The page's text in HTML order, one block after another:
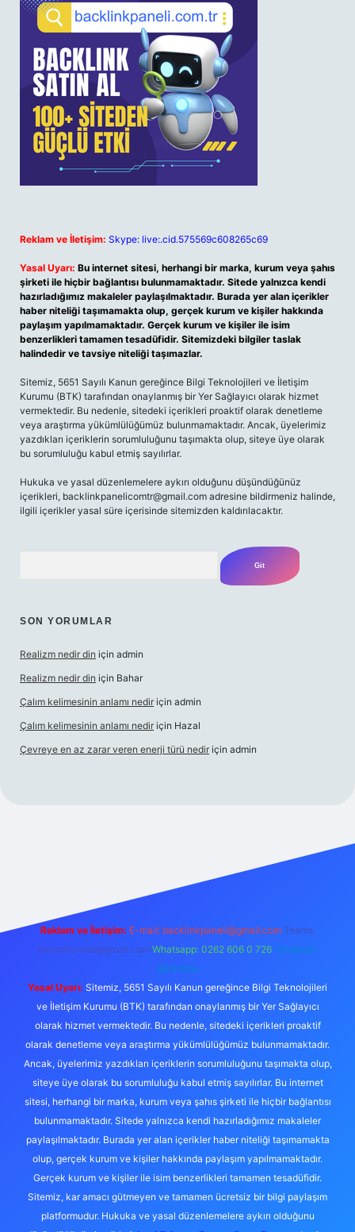
Reklam ve İletişim: Skype: live:.cid.575569c608265c69
Yasal Uyarı: Bu internet sitesi, herhangi bir marka, kurum veya şahıs
şirketi ile hiçbir bağlantısı bulunmamaktadır. Sitede yalnızca kendi
hazırladığımız makaleler paylaşılmaktadır. Burada yer alan içerikler
haber niteliği taşımamakta olup, gerçek kurum ve kişiler hakkında
paylaşım yapılmamaktadır. Gerçek kurum ve kişiler ile isim
benzerlikleri tamamen tesadüfidir. Sitemizdeki bilgiler taslak
halindedir ve tavsiye niteliği taşımazlar.
Sitemiz, 5651 Sayılı Kanun gereğince Bilgi Teknolojileri ve İletişim
Kurumu (BTK) tarafından onaylanmış bir Yer Sağlayıcı olarak hizmet
vermektedir. Bu nedenle, sitedeki içerikleri proaktif olarak denetleme
veya araştırma yükümlülüğümüz bulunmamaktadır. Ancak, üyelerimiz
yazdıkları içeriklerin sorumluluğunu taşımakta olup, siteye üye olarak
bu sorumluluğu kabul etmiş sayılırlar.
Hukuka ve yasal düzenlemelere aykırı olduğunu düşündüğünüz
içerikleri, backlinkpanelicomtr@gmail.com adresine bildirmeniz halinde,
ilgili içerikler yasal süre içerisinde sitemizden kaldırılacaktır.
SON YORUMLAR
Realizm nedir din için admin
Realizm nedir din için Bahar
Çalım kelimesinin anlamı nedir için admin
Çalım kelimesinin anlamı nedir için Hazal
Çevreye en az zarar veren enerji türü nedir için admin
Reklam ve İletişim: E-mail: backlinkpaneli@gmail.com Teams:
forumhizmeti@gmail.com Whatsapp: 0262 606 0 726 Telegram:
@karabul
Yasal Uyarı: Sitemiz, 5651 Sayılı Kanun gereğince Bilgi Teknolojileri
ve İletişim Kurumu (BTK) tarafından onaylanmış bir Yer Sağlayıcı
olarak hizmet vermektedir. Bu nedenle, sitedeki içerikleri proaktif
olarak denetleme veya araştırma yükümlülüğümüz bulunmamaktadır.
Ancak, üyelerimiz yazdıkları içeriklerin sorumluluğunu taşımakta olup,
siteye üye olarak bu sorumluluğu kabul etmiş sayılırlar. Bu internet
sitesi, herhangi bir marka, kurum veya şahıs şirketi ile hiçbir bağlantısı
bulunmamaktadır. Sitede yalnızca kendi hazırladığımız makaleler
paylaşılmaktadır. Burada yer alan içerikler haber niteliği taşımamakta
olup, gerçek kurum ve kişiler hakkında paylaşım yapılmamaktadır.
Gerçek kurum ve kişiler ile isim benzerlikleri tamamen tesadüfidir.
Sitemiz, kar amacı gütmeyen ve tamamen ücretsiz bir bilgi paylaşım
platformudur. Hukuka ve yasal düzenlemelere aykırı olduğunu